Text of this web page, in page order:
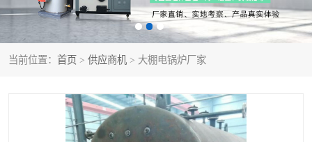
当前位置： 首页 > 供应商机 > 大棚电锅炉厂家